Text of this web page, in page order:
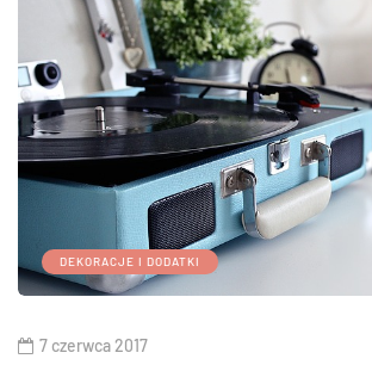
DEKORACJE I DODATKI
7 czerwca 2017